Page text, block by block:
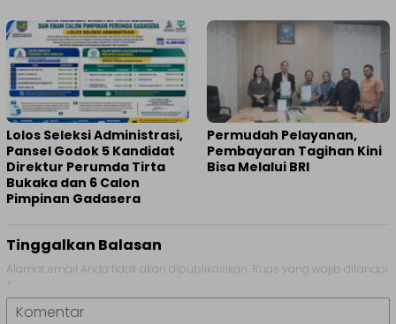
Lolos Seleksi Administrasi,
Pansel Godok 5 Kandidat
Direktur Perumda Tirta
Bukaka dan 6 Calon
Pimpinan Gadasera
Permudah Pelayanan,
Pembayaran Tagihan Kini
Bisa Melalui BRI
Tinggalkan Balasan
Alamat email Anda tidak akan dipublikasikan. Ruas yang wajib ditandai
*